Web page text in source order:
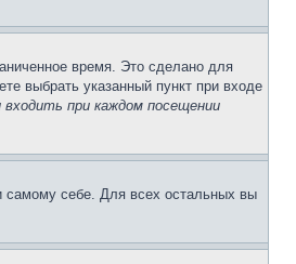
время. Это сделано для
выбрать указанный пункт при входе
при каждом посещении
самому себе. Для всех остальных вы